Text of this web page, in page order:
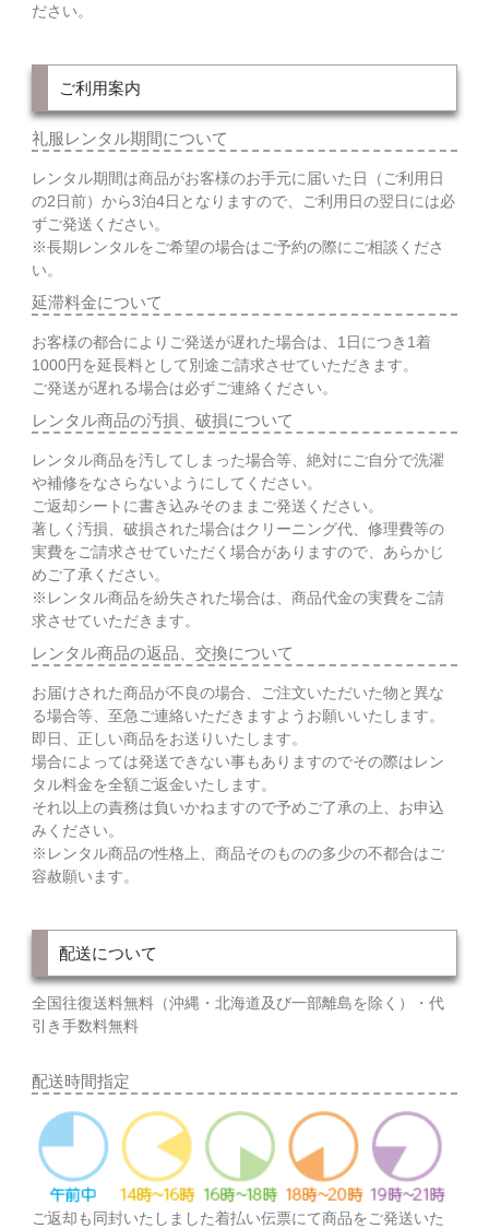
ださい。
ご利用案内
礼服レンタル期間について
レンタル期間は商品がお客様のお手元に届いた日（ご利用日
の2日前）から3泊4日となりますので、ご利用日の翌日には必
ずご発送ください。
※長期レンタルをご希望の場合はご予約の際にご相談くださ
い。
延滞料金について
お客様の都合によりご発送が遅れた場合は、1日につき1着
1000円を延長料として別途ご請求させていただきます。
ご発送が遅れる場合は必ずご連絡ください。
レンタル商品の汚損、破損について
レンタル商品を汚してしまった場合等、絶対にご自分で洗濯
や補修をなさらないようにしてください。
ご返却シートに書き込みそのままご発送ください。
著しく汚損、破損された場合はクリーニング代、修理費等の
実費をご請求させていただく場合がありますので、あらかじ
めご了承ください。
※レンタル商品を紛失された場合は、商品代金の実費をご請
求させていただきます。
レンタル商品の返品、交換について
お届けされた商品が不良の場合、ご注文いただいた物と異な
る場合等、至急ご連絡いただきますようお願いいたします。
即日、正しい商品をお送りいたします。
場合によっては発送できない事もありますのでその際はレン
タル料金を全額ご返金いたします。
それ以上の責務は負いかねますので予めご了承の上、お申込
みください。
※レンタル商品の性格上、商品そのものの多少の不都合はご
容赦願います。
配送について
全国往復送料無料（沖縄・北海道及び一部離島を除く）・代
引き手数料無料
配送時間指定
ご返却も同封いたしました着払い伝票にて商品をご発送いた